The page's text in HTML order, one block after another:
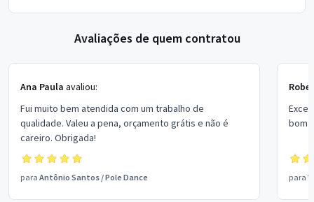
Avaliações de quem contratou
Ana Paula avaliou:
Fui muito bem atendida com um trabalho de
qualidade. Valeu a pena, orçamento grátis e não é
careiro. Obrigada!
para Antônio Santos /Pole Dance
bom
para